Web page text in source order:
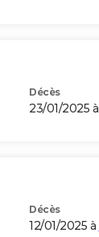
Décès
23/01/2025 à
Décès
12/01/2025 à